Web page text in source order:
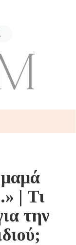
| Τι
την